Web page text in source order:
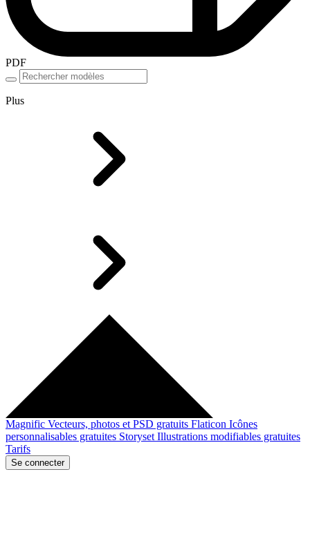
PDF
Plus
Magnific Vecteurs, photos et PSD gratuits Flaticon Icônes
personnalisables gratuites Storyset Illustrations modifiables gratuites
Tarifs
Se connecter